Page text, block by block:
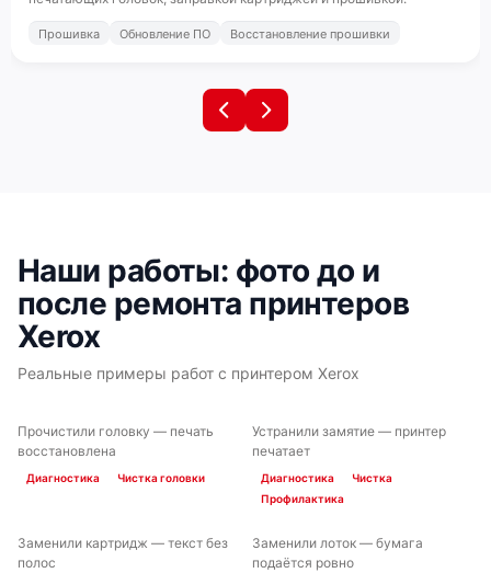
Прошивка Обновление ПО Восстановление прошивки
Наши работы: фото до и
после ремонта принтеров
Xerox
Реальные примеры работ с принтером Xerox
ДО ПОСЛЕ
Прочистили головку — печать
восстановлена
Диагностика Чистка головки
ДО ПОСЛЕ
Устранили замятие — принтер
печатает
Диагностика
Чистка
Профилактика
ДО ПОСЛЕ
Заменили картридж — текст без
полос
ДО ПОСЛЕ
Заменили лоток — бумага
подаётся ровно